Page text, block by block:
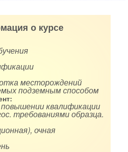
о курсе
месторождений
подземным способом
квалификации
требованиями образца.
очная